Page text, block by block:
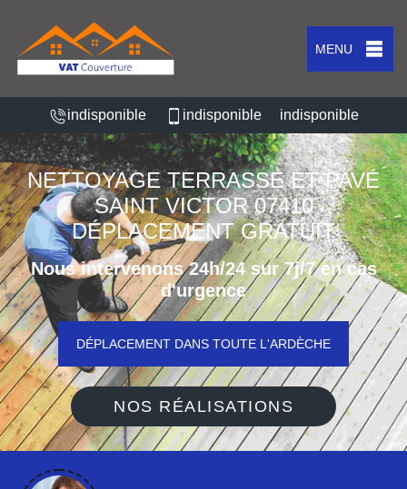
MENU
indisponible indisponible indisponible
NETTOYAGE TERRASSE ET PAVÉ
SAINT VICTOR 07410
DÉPLACEMENT GRATUIT
Nous intervenons 24h/24 sur 7j/7 en cas
d'urgence
DÉPLACEMENT DANS TOUTE L'ARDÈCHE
NOS RÉALISATIONS